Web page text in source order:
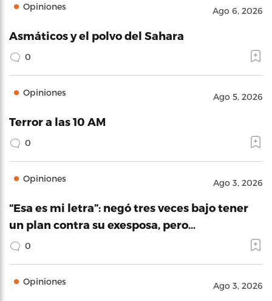
Opiniones Ago 6, 2026
Asmáticos y el polvo del Sahara
0
Opiniones Ago 5, 2026
Terror a las 10 AM
0
Opiniones Ago 3, 2026
“Esa es mi letra”: negó tres veces bajo tener
un plan contra su exesposa, pero…
0
Opiniones Ago 3, 2026